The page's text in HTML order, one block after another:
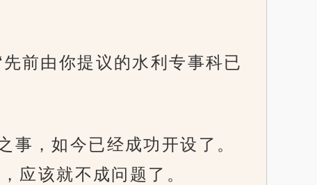
前由你提议的水利专事科已
，如今已经成功开设了。
应该就不成问题了。